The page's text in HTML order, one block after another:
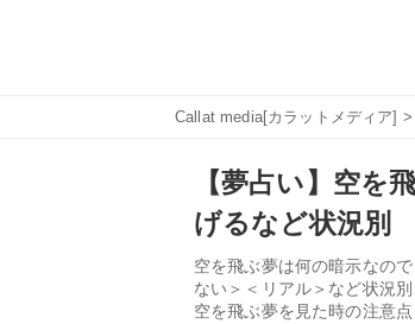
Callat media[カラットメディア]
【夢占い】空を
げるなど状況別
空を飛ぶ夢は何の暗示なの
ない＞＜リアル＞など状況
空を飛ぶ夢を見た時の注意